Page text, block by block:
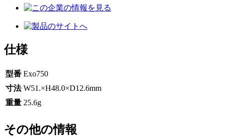
仕様
型番 Exo750
寸法 W51.×H48.0×D12.6mm
重量 25.6g
その他の情報